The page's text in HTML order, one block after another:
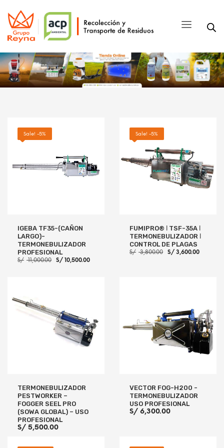
Sale! -5%
IGEBA TF35-(CAÑON
LARGO)-
TERMONEBULIZADOR
PROFESIONAL
S/ 11,000.00
El
S/ 10,500.00El
AÑADIR AL CARRITO
Sale! -5%
FUMIPRO® ǀ TSF-35A ǀ
TERMONEBULIZADOR ǀ
CONTROL DE PLAGAS
S/ 3,800.00
El
S/ 3,600.00El
TERMONEBULIZADOR
PESTWORKER –
FOGGER SEEL PRO
(SOWA GLOBAL) – USO
PROFESIONAL
S/ 5,500.00
VECTOR FOG-H200 -
TERMONEBULIZADOR
USO PROFESIONAL
S/ 6,300.00